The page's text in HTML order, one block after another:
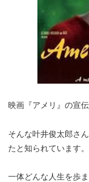
映画『アメリ』の宣
そんな叶井俊太郎さ
たと知られています。
一体どんな人生を歩